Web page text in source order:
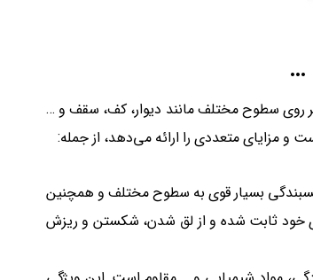
…
سطوح مختلف مانند دیوار، کف، سقف و …
مزایای متعددی را ارائه می‌دهد، از جمله:
بسیار قوی به سطوح مختلف و همچنین
خود ثابت شده و از لق شدن، شکستن و ریزش